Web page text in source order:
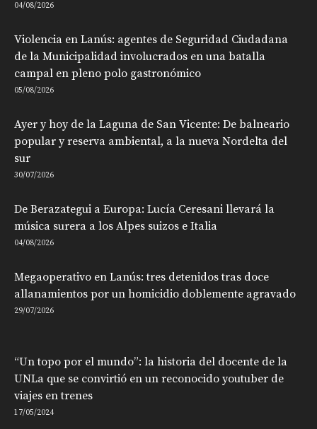
04/08/2026
Violencia en Lanús: agentes de Seguridad Ciudadana
de la Municipalidad involucrados en una batalla
campal en pleno polo gastronómico
05/08/2026
Ayer y hoy de la Laguna de San Vicente: De balneario
popular y reserva ambiental, a la nueva Nordelta del
sur
30/07/2026
De Berazategui a Europa: Lucía Ceresani llevará la
música surera a los Alpes suizos e Italia
04/08/2026
Megaoperativo en Lanús: tres detenidos tras doce
allanamientos por un homicidio doblemente agravado
29/07/2026
“Un topo por el mundo”: la historia del docente de la
UNLa que se convirtió en un reconocido youtuber de
viajes en trenes
17/05/2024